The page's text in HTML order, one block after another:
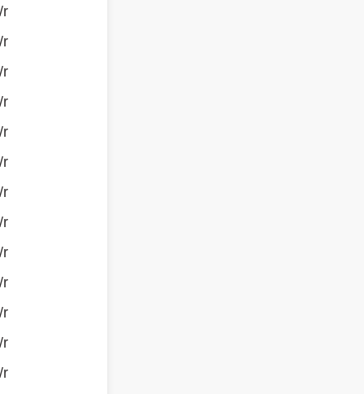
r
r
r
r
r
r
r
r
r
r
r
r
r